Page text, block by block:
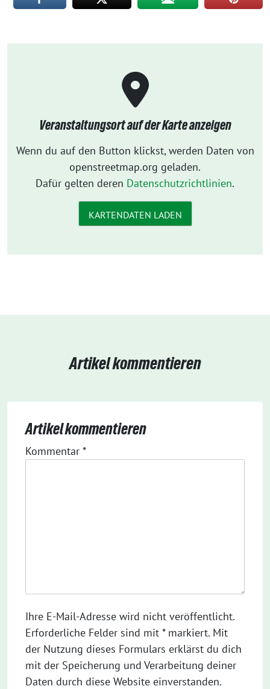
Veranstaltungsort auf der Karte anzeigen
Wenn du auf den Button klickst, werden Daten von
openstreetmap.org geladen.
Dafür gelten deren Datenschutzrichtlinien.
KARTENDATEN LADEN
Artikel kommentieren
Artikel kommentieren
Kommentar *
Ihre E-Mail-Adresse wird nicht veröffentlicht.
Erforderliche Felder sind mit * markiert. Mit
der Nutzung dieses Formulars erklärst du dich
mit der Speicherung und Verarbeitung deiner
Daten durch diese Website einverstanden.